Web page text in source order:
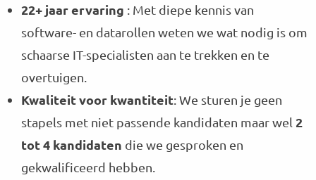
22+ jaar ervaring : Met diepe kennis van
software- en datarollen weten we wat nodig is om
schaarse IT-specialisten aan te trekken en te
overtuigen.
Kwaliteit voor kwantiteit: We sturen je geen
stapels met niet passende kandidaten maar wel 2
tot 4 kandidaten die we gesproken en
gekwalificeerd hebben.